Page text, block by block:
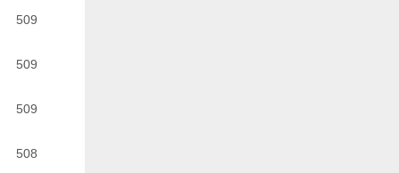
509
509
509
508